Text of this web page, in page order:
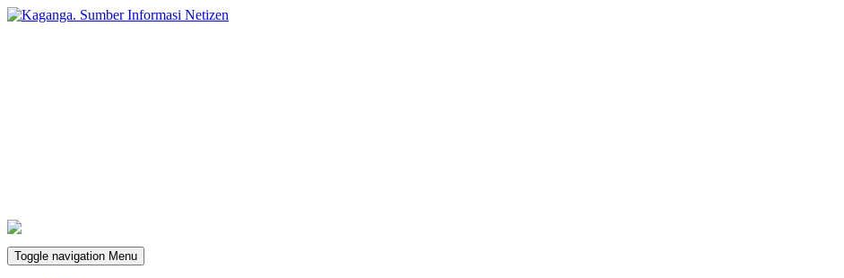
Toggle navigation Menu